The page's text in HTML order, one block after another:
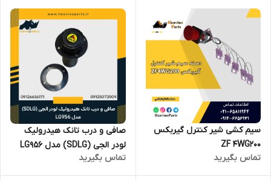
سیم کشی شیر کنترل گیربکس
ZF 4WG200
تماس بگیرید
صافی و درب تانک هیدرولیک
لودر الجی (SDLG) مدل LG956
تماس بگیرید